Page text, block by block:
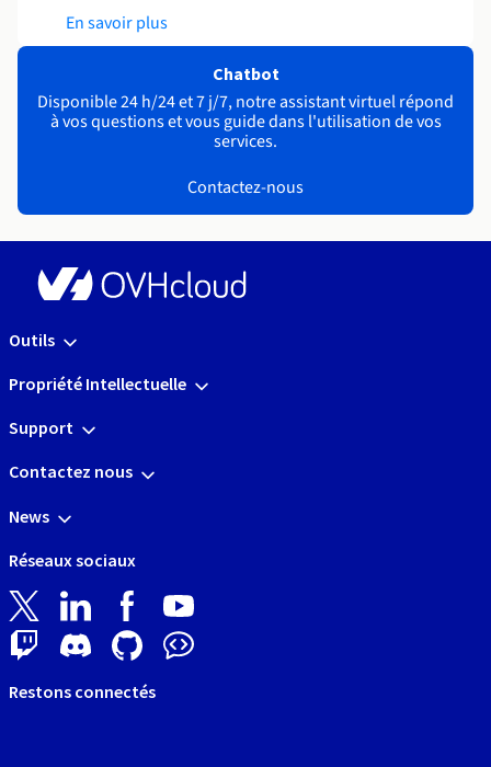
En savoir plus
Chatbot
Disponible 24 h/24 et 7 j/7, notre assistant virtuel répond
à vos questions et vous guide dans l'utilisation de vos
services.
Contactez-nous
Outils
Propriété Intellectuelle
Support
Contactez nous
News
Réseaux sociaux
Restons connectés